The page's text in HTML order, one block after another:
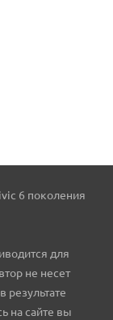
6 поколения
для
не несет
результате
на сайте вы